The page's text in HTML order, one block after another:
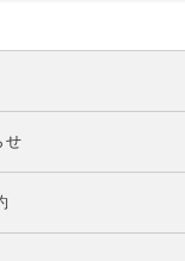
せ